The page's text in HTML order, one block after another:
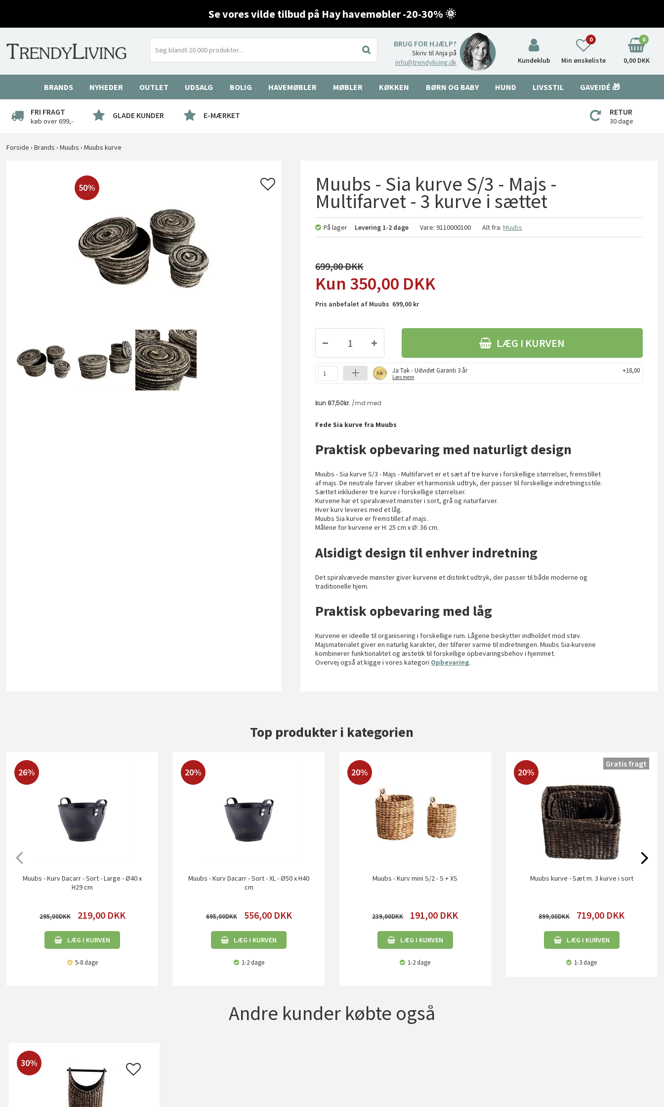
Se vores vilde tilbud på Hay havemøbler -20-30% 🌞
BRUG FOR HJÆLP?
Skriv til Anja på
info@trendyliving.dk
Kundeklub Min ønskeliste
0 0
0,00 DKK
BRANDS NYHEDER OUTLET UDSALG BOLIG HAVEMØBLER MØBLER KØKKEN BØRN OG BABY HUND LIVSSTIL GAVEIDÉ 🎁
FRI FRAGT
køb over 699,-
GLADE KUNDER E-MÆRKET RETUR
30 dage
Forside ›Brands ›Muubs ›Muubs kurve
50% Muubs - Sia kurve S/3 - Majs -
Multifarvet - 3 kurve i sættet
På lager Levering 1-2 dage Vare:9110000100 Alt fra:Muubs
699,00
350,00 DKK
Pris anbefalet af Muubs 699,00 kr
LÆG I KURVEN
Ja Tak - Udvidet Garanti 3 år
Læs mere
+18,00
Fede Sia kurve fra Muubs
Praktisk opbevaring med naturligt design
Muubs - Sia kurve S/3 - Majs - Multifarvet er et sæt af tre kurve i forskellige størrelser, fremstillet
af majs. De neutrale farver skaber et harmonisk udtryk, der passer til forskellige indretningsstile.
Sættet inkluderer tre kurve i forskellige størrelser.
Kurvene har et spiralvævet mønster i sort, grå og naturfarver.
Hver kurv leveres med et låg.
Muubs Sia kurve er fremstillet af majs.
Målene for kurvene er H: 25 cm x Ø: 36 cm.
Alsidigt design til enhver indretning
Det spiralvævede mønster giver kurvene et distinkt udtryk, der passer til både moderne og
traditionelle hjem.
Praktisk opbevaring med låg
Kurvene er ideelle til organisering i forskellige rum. Lågene beskytter indholdet mod støv.
Majsmaterialet giver en naturlig karakter, der tilfører varme til indretningen. Muubs Sia-kurvene
kombinerer funktionalitet og æstetik til forskellige opbevaringsbehov i hjemmet.
Overvej også at kigge i vores kategori Opbevaring.
Top produkter i kategorien
26%
Muubs - Kurv Dacarr - Sort - Large - Ø40 x
H29 cm
295,00 219,00 DKK
LÆG I KURVEN
5-8 dage
20%
Muubs - Kurv Dacarr - Sort - XL - Ø50 x H40
cm
695,00 556,00 DKK
LÆG I KURVEN
1-2 dage
20%
Muubs - Kurv mini S/2 - S + XS
239,00 191,00 DKK
LÆG I KURVEN
1-2 dage
20%
Muubs kurve - Sæt m. 3 kurve i sort
899,00 719,00 DKK
LÆG I KURVEN
1-3 dage
Gratis fragt
Andre kunder købte også
30%